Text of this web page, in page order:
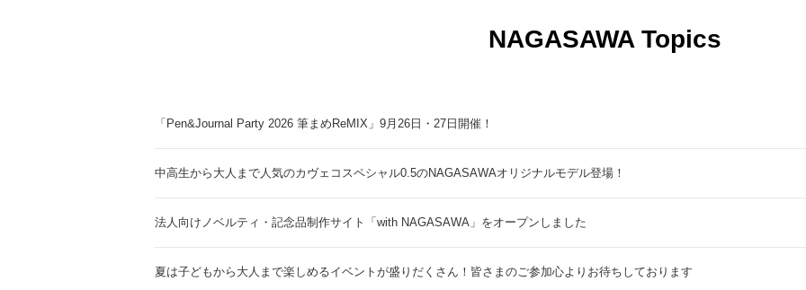
NAGASAWA Topics
「Pen&Journal Party 2026 筆まめReMIX」9月26日・27日開催！
中高生から大人まで人気のカヴェコスペシャル0.5のNAGASAWAオリジナルモデル登場！
法人向けノベルティ・記念品制作サイト「with NAGASAWA」をオープンしました
夏は子どもから大人まで楽しめるイベントが盛りだくさん！皆さまのご参加心よりお待ちしております